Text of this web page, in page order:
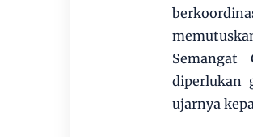
diperlukan
ujarnya